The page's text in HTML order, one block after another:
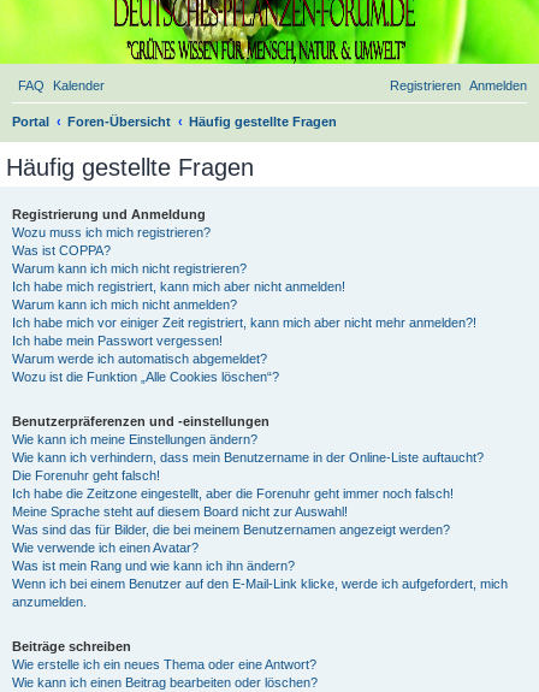
FAQ Kalender Anmelden
Registrieren
Portal Foren-Übersicht Häufig gestellte Fragen
Häufig gestellte Fragen
Registrierung und Anmeldung
Wozu muss ich mich registrieren?
Was ist COPPA?
Warum kann ich mich nicht registrieren?
Ich habe mich registriert, kann mich aber nicht anmelden!
Warum kann ich mich nicht anmelden?
Ich habe mich vor einiger Zeit registriert, kann mich aber nicht mehr anmelden?!
Ich habe mein Passwort vergessen!
Warum werde ich automatisch abgemeldet?
Wozu ist die Funktion „Alle Cookies löschen“?
Benutzerpräferenzen und -einstellungen
Wie kann ich meine Einstellungen ändern?
Wie kann ich verhindern, dass mein Benutzername in der Online-Liste auftaucht?
Die Forenuhr geht falsch!
Ich habe die Zeitzone eingestellt, aber die Forenuhr geht immer noch falsch!
Meine Sprache steht auf diesem Board nicht zur Auswahl!
Was sind das für Bilder, die bei meinem Benutzernamen angezeigt werden?
Wie verwende ich einen Avatar?
Was ist mein Rang und wie kann ich ihn ändern?
Wenn ich bei einem Benutzer auf den E-Mail-Link klicke, werde ich aufgefordert, mich
anzumelden.
Beiträge schreiben
Wie erstelle ich ein neues Thema oder eine Antwort?
Wie kann ich einen Beitrag bearbeiten oder löschen?